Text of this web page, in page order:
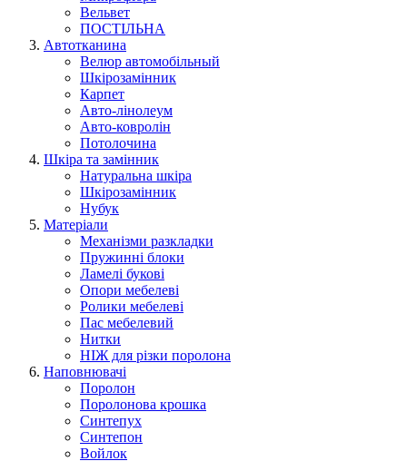
Вельвет
ПОСТІЛЬНА
Автотканина
Велюр автомобільный
Шкірозамінник
Карпет
Авто-лінолеум
Авто-ковролін
Потолочина
Шкіра та замінник
Натуральна шкіра
Шкірозамінник
Нубук
Матеріали
Механізми разкладки
Пружинні блоки
Ламелі букові
Опори мебелеві
Ролики мебелеві
Пас мебелевий
Нитки
НІЖ для різки поролона
Наповнювачі
Поролон
Поролонова крошка
Синтепух
Синтепон
Войлок